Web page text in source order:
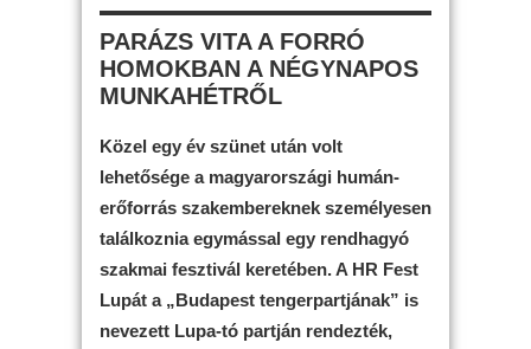
PARÁZS VITA A FORRÓ
HOMOKBAN A NÉGYNAPOS
MUNKAHÉTRŐL
Közel egy év szünet után volt
lehetősége a magyarországi humán-
erőforrás szakembereknek személyesen
találkoznia egymással egy rendhagyó
szakmai fesztivál keretében. A HR Fest
Lupát a „Budapest tengerpartjának” is
nevezett Lupa-tó partján rendezték,